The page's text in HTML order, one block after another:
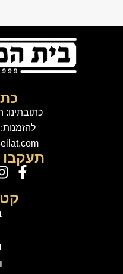
כתובתינו:
להזמנות: 08-621-9597
תעקבו